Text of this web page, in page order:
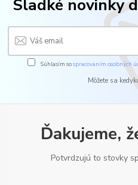
Sladké novinky
Súhlasím sospracovaním osobných
Môžete sa
Ďakujeme,
Potvrdzujú to stovky